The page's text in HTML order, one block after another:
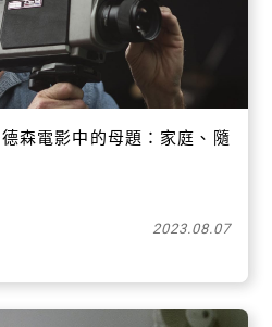
森電影中的母題：家庭、隨
2023.08.07